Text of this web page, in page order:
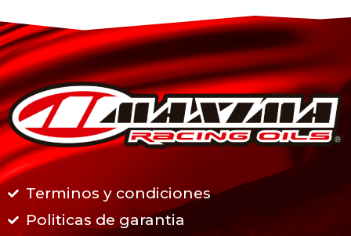
Terminos y condiciones
Politicas de garantia